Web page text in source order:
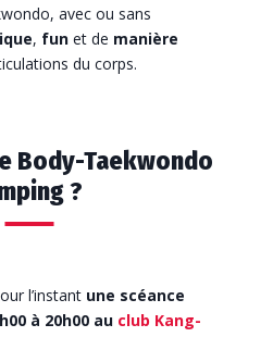
avec ou sans
, fun et de manière
du corps.
Body-Taekwondo
?
l’instant une scéance
à 20h00 au club Kang-